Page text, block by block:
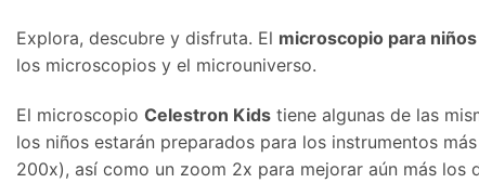
Explora, descubre y disfruta. El microscopio para
los microscopios y el microuniverso.
El microscopio Celestron Kids tiene algunas de las
los niños estarán preparados para los instrumentos
200x), así como un zoom 2x para mejorar aún más